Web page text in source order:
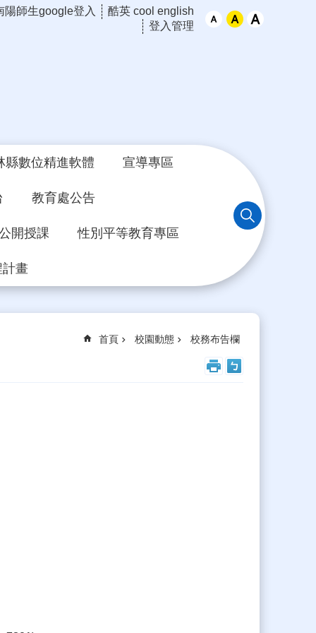
陽師生google登入
酷英 cool english
登入管理
縣數位精進軟體 宣導專區
教育處公告
開授課 性別平等教育專區
畫
首頁 校園動態 校務布告欄